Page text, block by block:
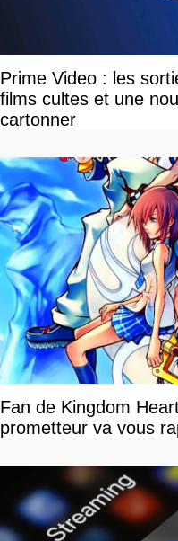
Prime Video : les
films cultes et une
cartonner
Fan de Kingdom
prometteur va vous